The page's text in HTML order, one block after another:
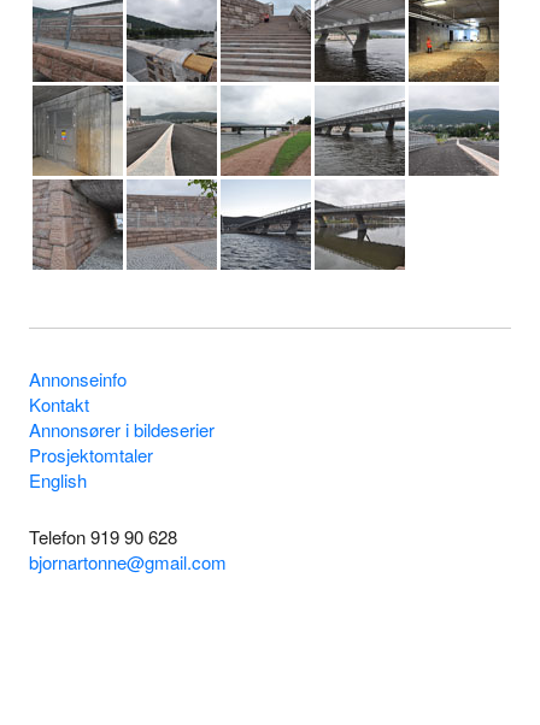
Annonseinfo
Kontakt
Annonsører i bildeserier
Prosjektomtaler
English
Telefon 919 90 628
bjornartonne@gmail.com